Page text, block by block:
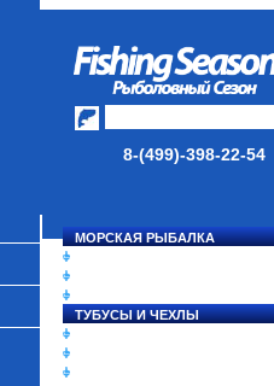
8-(499)-398-22-54
МОРСКАЯ РЫБАЛКА
ТУБУСЫ И ЧЕХЛЫ